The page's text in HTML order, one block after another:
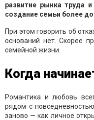
развитие рынка труда
создание семьи более
При этом говорить об
оснований нет. Скорее
семейной жизни.
Когда
Романтика и любовь
рядом с
заново — как личное